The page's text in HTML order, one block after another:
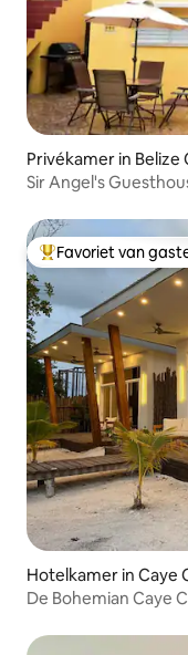
Privékamer in Belize
Sir Angel's
Topfavoriet van
Favoriet van
Hotelkamer in Caye
De Bohemian Caye